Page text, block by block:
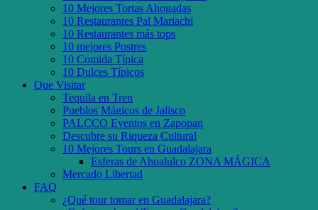
10 Mejores Tortas Ahogadas
10 Restaurantes Pal Mariachi
10 Restaurantes más tops
10 mejores Postres
10 Comida Típica
10 Dulces Típicos
Que Visitar
Tequila en Tren
Pueblos Mágicos de Jalisco
PALCCO Eventos en Zapopan
Descubre su Riqueza Cultural
10 Mejores Tours en Guadalajara
Esferas de Ahualulco ZONA MÁGICA
Mercado Libertad
FAQ
¿Qué tour tomar en Guadalajara?